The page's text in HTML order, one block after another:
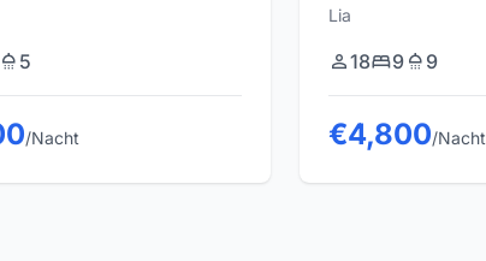
5
/Nacht
Lia
18 9 9
€4,800/Nacht